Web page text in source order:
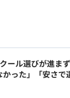
Webマーケテ
ィレクション
トディレクター
ル選びが進ま
った」「安さ